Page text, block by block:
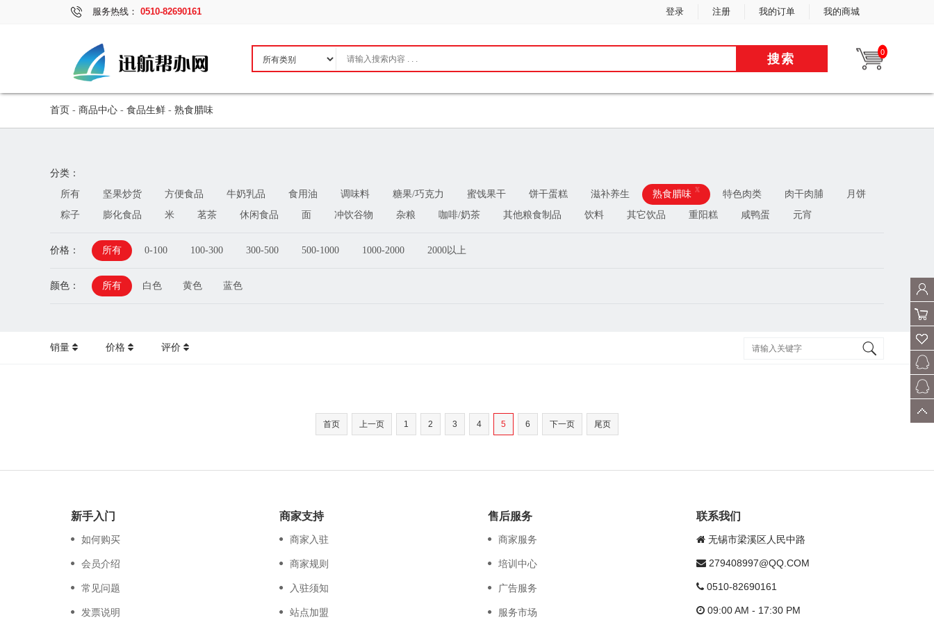
服务热线： 0510-82690161 登录 注册 我的订单 我的商城
搜索 0
首页 - 商品中心 - 食品生鲜 - 熟食腊味
分类：
所有
坚果炒货 方便食品 牛奶乳品 食用油 调味料 糖果/巧克力 蜜饯果干 饼干蛋糕 滋补养生 熟食腊味
x
特色肉类 肉干肉脯
月饼
粽子
膨化食品 米 茗茶 休闲食品 面 冲饮谷物 杂粮 咖啡/奶茶 其他粮食制品 饮料 其它饮品 重阳糕 咸鸭蛋 元宵
价格： 所有 0-100 100-300 300-500 500-1000 1000-2000 2000以上
颜色： 所有 白色 黄色 蓝色
销量 价格 评价
首页 上一页 1 2 3 4 5 6 下一页 尾页
新手入门
如何购买
会员介绍
常见问题
发票说明
商家支持
商家入驻
商家规则
入驻须知
站点加盟
售后服务
商家服务
培训中心
广告服务
服务市场
联系我们
无锡市梁溪区人民中路
279408997@QQ.COM
0510-82690161
09:00 AM - 17:30 PM
会员
购物
车
收藏
客服
售后